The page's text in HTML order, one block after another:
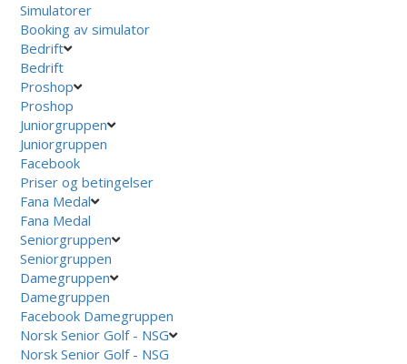
Simulatorer
Booking av simulator
Bedrift
Bedrift
Proshop
Proshop
Juniorgruppen
Juniorgruppen
Facebook
Priser og betingelser
Fana Medal
Fana Medal
Seniorgruppen
Seniorgruppen
Damegruppen
Damegruppen
Facebook Damegruppen
Norsk Senior Golf - NSG
Norsk Senior Golf - NSG